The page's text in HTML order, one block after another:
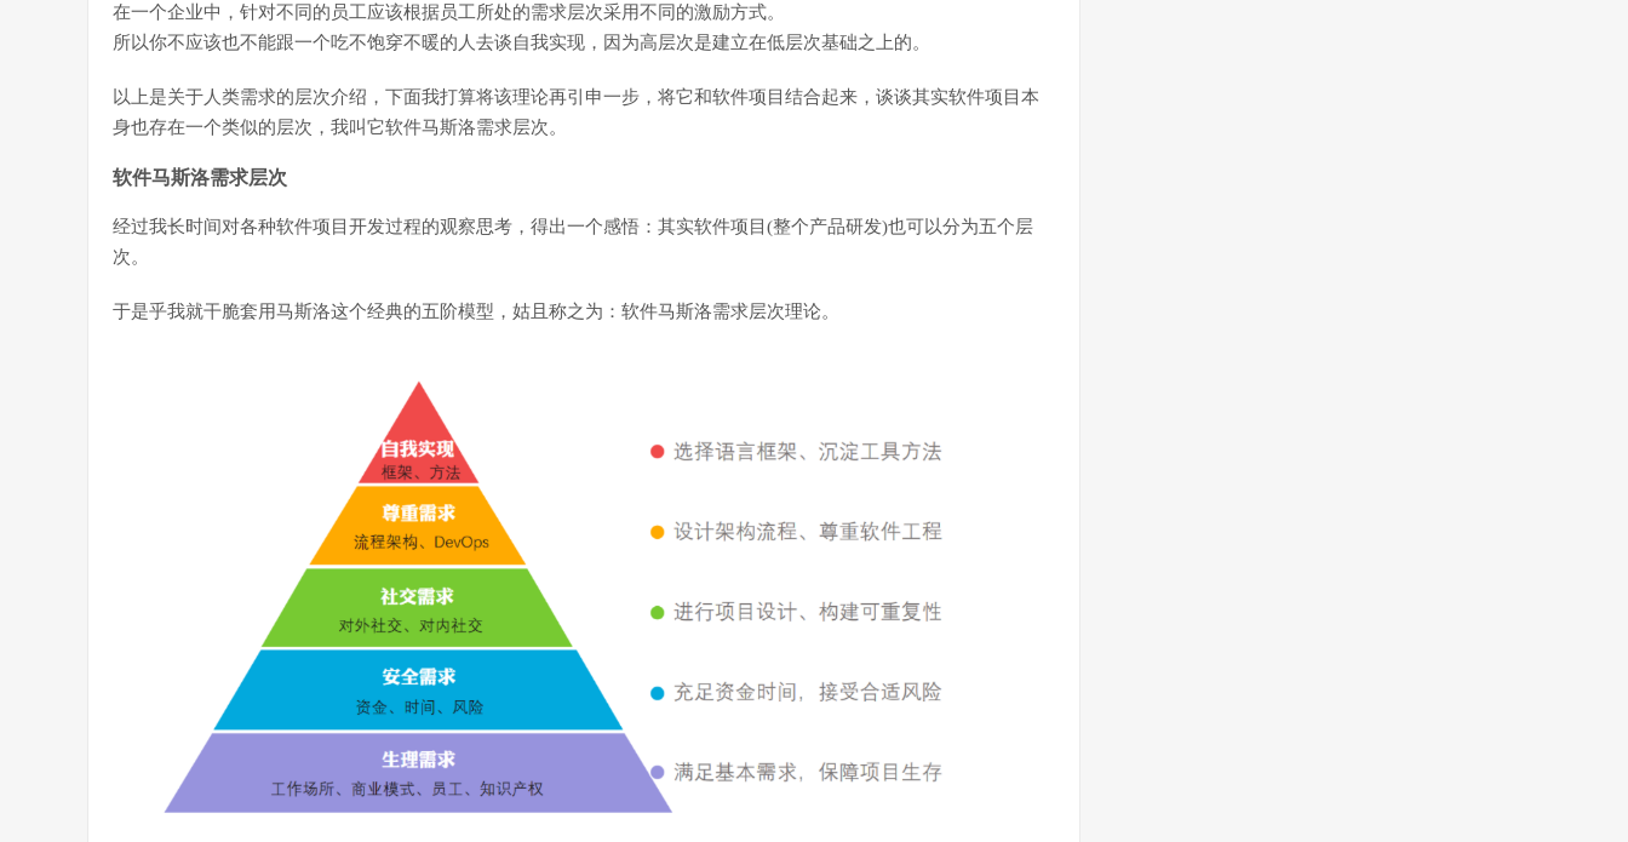
在一个企业中，针对不同的员工应该根据员工所处的需求层次采用不同的激励方式。
所以你不应该也不能跟一个吃不饱穿不暖的人去谈自我实现，因为高层次是建立在低层次基础之上的。
以上是关于人类需求的层次介绍，下面我打算将该理论再引申一步，将它和软件项目结合起来，谈谈其实软件项目本
身也存在一个类似的层次，我叫它软件马斯洛需求层次。
软件马斯洛需求层次
经过我长时间对各种软件项目开发过程的观察思考，得出一个感悟：其实软件项目(整个产品研发)也可以分为五个层
次。
于是乎我就干脆套用马斯洛这个经典的五阶模型，姑且称之为：软件马斯洛需求层次理论。